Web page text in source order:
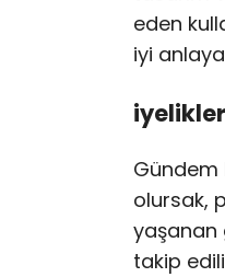
eden
iyi
olursak,
yaşanan
takip